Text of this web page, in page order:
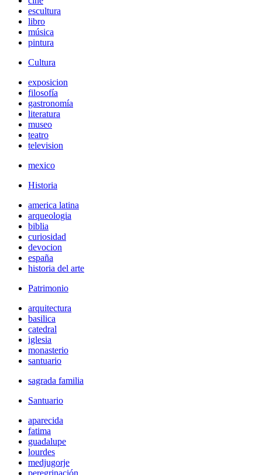
escultura
libro
música
pintura
Cultura
exposicion
filosofía
gastronomía
literatura
museo
teatro
television
mexico
Historia
america latina
arqueologia
biblia
curiosidad
devocion
españa
historia del arte
Patrimonio
arquitectura
basilica
catedral
iglesia
monasterio
santuario
sagrada familia
Santuario
aparecida
fatima
guadalupe
lourdes
medjugorje
peregrinación